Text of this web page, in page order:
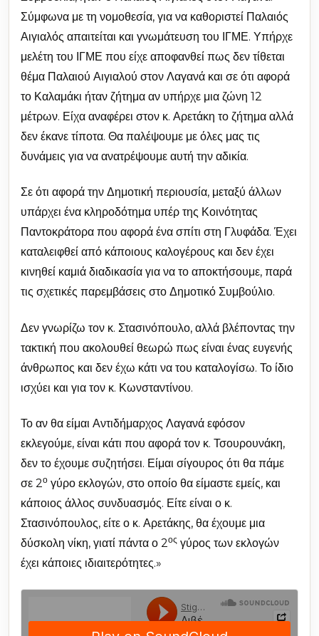
Σύμφωνα με τη νομοθεσία, για να καθοριστεί Παλαιός
Αιγιαλός απαιτείται και γνωμάτευση του ΙΓΜΕ. Υπήρχε
μελέτη του ΙΓΜΕ που είχε αποφανθεί πως δεν τίθεται
θέμα Παλαιού Αιγιαλού στον Λαγανά και σε ότι αφορά
το Καλαμάκι ήταν ζήτημα αν υπήρχε μια ζώνη 12
μέτρων. Είχα αναφέρει στον κ. Αρετάκη το ζήτημα αλλά
δεν έκανε τίποτα. Θα παλέψουμε με όλες μας τις
δυνάμεις για να ανατρέψουμε αυτή την αδικία.
Σε ότι αφορά την Δημοτική περιουσία, μεταξύ άλλων
υπάρχει ένα κληροδότημα υπέρ της Κοινότητας
Παντοκράτορα που αφορά ένα σπίτι στη Γλυφάδα. Έχει
καταλειφθεί από κάποιους καλογέρους και δεν έχει
κινηθεί καμιά διαδικασία για να το αποκτήσουμε, παρά
τις σχετικές παρεμβάσεις στο Δημοτικό Συμβούλιο.
Δεν γνωρίζω τον κ. Στασινόπουλο, αλλά βλέποντας την
τακτική που ακολουθεί θεωρώ πως είναι ένας ευγενής
άνθρωπος και δεν έχω κάτι να του καταλογίσω. Το ίδιο
ισχύει και για τον κ. Κωνσταντίνου.
Το αν θα είμαι Αντιδήμαρχος Λαγανά εφόσον
εκλεγούμε, είναι κάτι που αφορά τον κ. Τσουρουνάκη,
δεν το έχουμε συζητήσει. Είμαι σίγουρος ότι θα πάμε
σε 2ο γύρο εκλογών, στο οποίο θα είμαστε εμείς, και
κάποιος άλλος συνδυασμός. Είτε είναι ο κ.
Στασινόπουλος, είτε ο κ. Αρετάκης, θα έχουμε μια
δύσκολη νίκη, γιατί πάντα ο 2ος γύρος των εκλογών
έχει κάποιες ιδιαιτερότητες.»